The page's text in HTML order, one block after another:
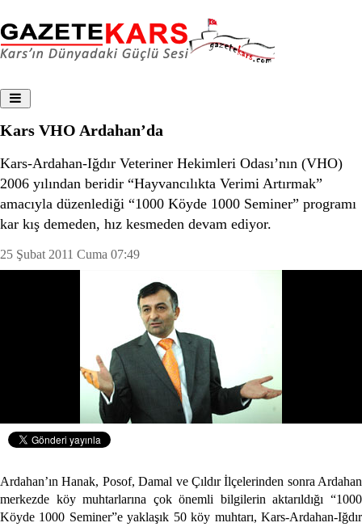
Kars VHO Ardahan’da
Kars-Ardahan-Iğdır Veteriner Hekimleri Odası’nın (VHO)
2006 yılından beridir “Hayvancılıkta Verimi Artırmak”
amacıyla düzenlediği “1000 Köyde 1000 Seminer” programı
kar kış demeden, hız kesmeden devam ediyor.
25 Şubat 2011 Cuma 07:49
Ardahan’ın Hanak, Posof, Damal ve Çıldır İlçelerinden sonra Ardahan
merkezde köy muhtarlarına çok önemli bilgilerin aktarıldığı “1000
Köyde 1000 Seminer”e yaklaşık 50 köy muhtarı, Kars-Ardahan-Iğdır